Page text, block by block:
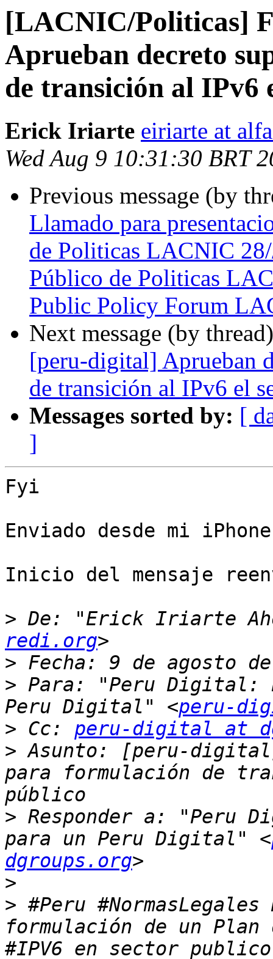
[LACNIC/Politicas]
Aprueban decreto
de transición al IPv6
Erick Iriarte eiriarte at
Wed Aug 9 10:31:30 BRT
Previous message (by
Llamado para
de Politicas LACNIC
Público de Politicas
Public Policy Forum
Next message (by
[peru-digital] Aprueban
de transición al IPv6 el
Messages sorted by: [
]
Fyi
Enviado desde mi iPhone
Inicio del mensaje
> De: "Erick Iriarte
redi.org
>
> Para: "Peru Digital:
Peru Digital" <peru-
> Cc: peru-digital at
> Asunto: [peru-digital]
para formulación de
> Responder a: "Peru
para un Peru Digital" <
dgroups.org
>
> #Peru
formulación de un